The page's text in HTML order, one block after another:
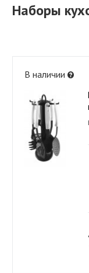
Наборы
В наличии